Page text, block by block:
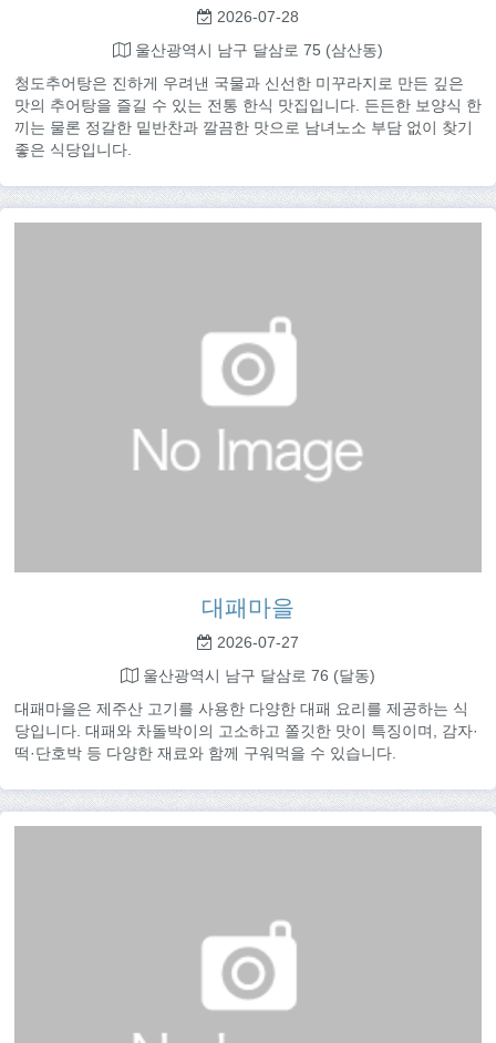
2026-07-28
울산광역시 남구 달삼로 75 (삼산동)
청도추어탕은 진하게 우려낸 국물과 신선한 미꾸라지로 만든 깊은
맛의 추어탕을 즐길 수 있는 전통 한식 맛집입니다. 든든한 보양식 한
끼는 물론 정갈한 밑반찬과 깔끔한 맛으로 남녀노소 부담 없이 찾기
좋은 식당입니다.
대패마을
2026-07-27
울산광역시 남구 달삼로 76 (달동)
대패마을은 제주산 고기를 사용한 다양한 대패 요리를 제공하는 식
당입니다. 대패와 차돌박이의 고소하고 쫄깃한 맛이 특징이며, 감자·
떡·단호박 등 다양한 재료와 함께 구워먹을 수 있습니다.